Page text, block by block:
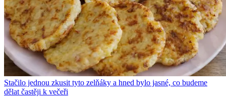
Stačilo jednou zkusit tyto zelňáky a hned bylo jasné, co budeme
dělat častěji k večeři